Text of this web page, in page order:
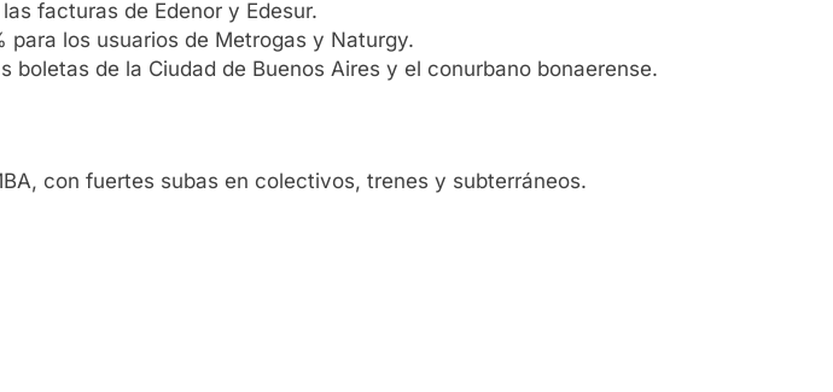
facturas de Edenor y Edesur.
para los usuarios de Metrogas y Naturgy.
boletas de la Ciudad de Buenos Aires y el conurbano bonaerense.
con fuertes subas en colectivos, trenes y subterráneos.